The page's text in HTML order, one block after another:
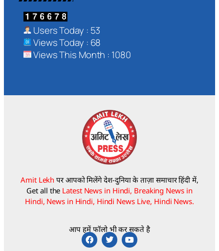
Users Today : 53
Views Today : 68
Views This Month : 1080
Amit Lekh पर आपको मिलेंगे देश-दुनिया के ताज़ा समाचार हिंदी में,
Get all the Latest News in Hindi, Breaking News in
Hindi, News in Hindi, Hindi News Live, Hindi News.
आप हमें फॉलो भी कर सकते है